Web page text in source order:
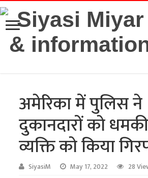
अमेरिका में पुलिस ने
दुकानदारों को
व्यक्ति को किया
SiyasiM May 17, 2022 28